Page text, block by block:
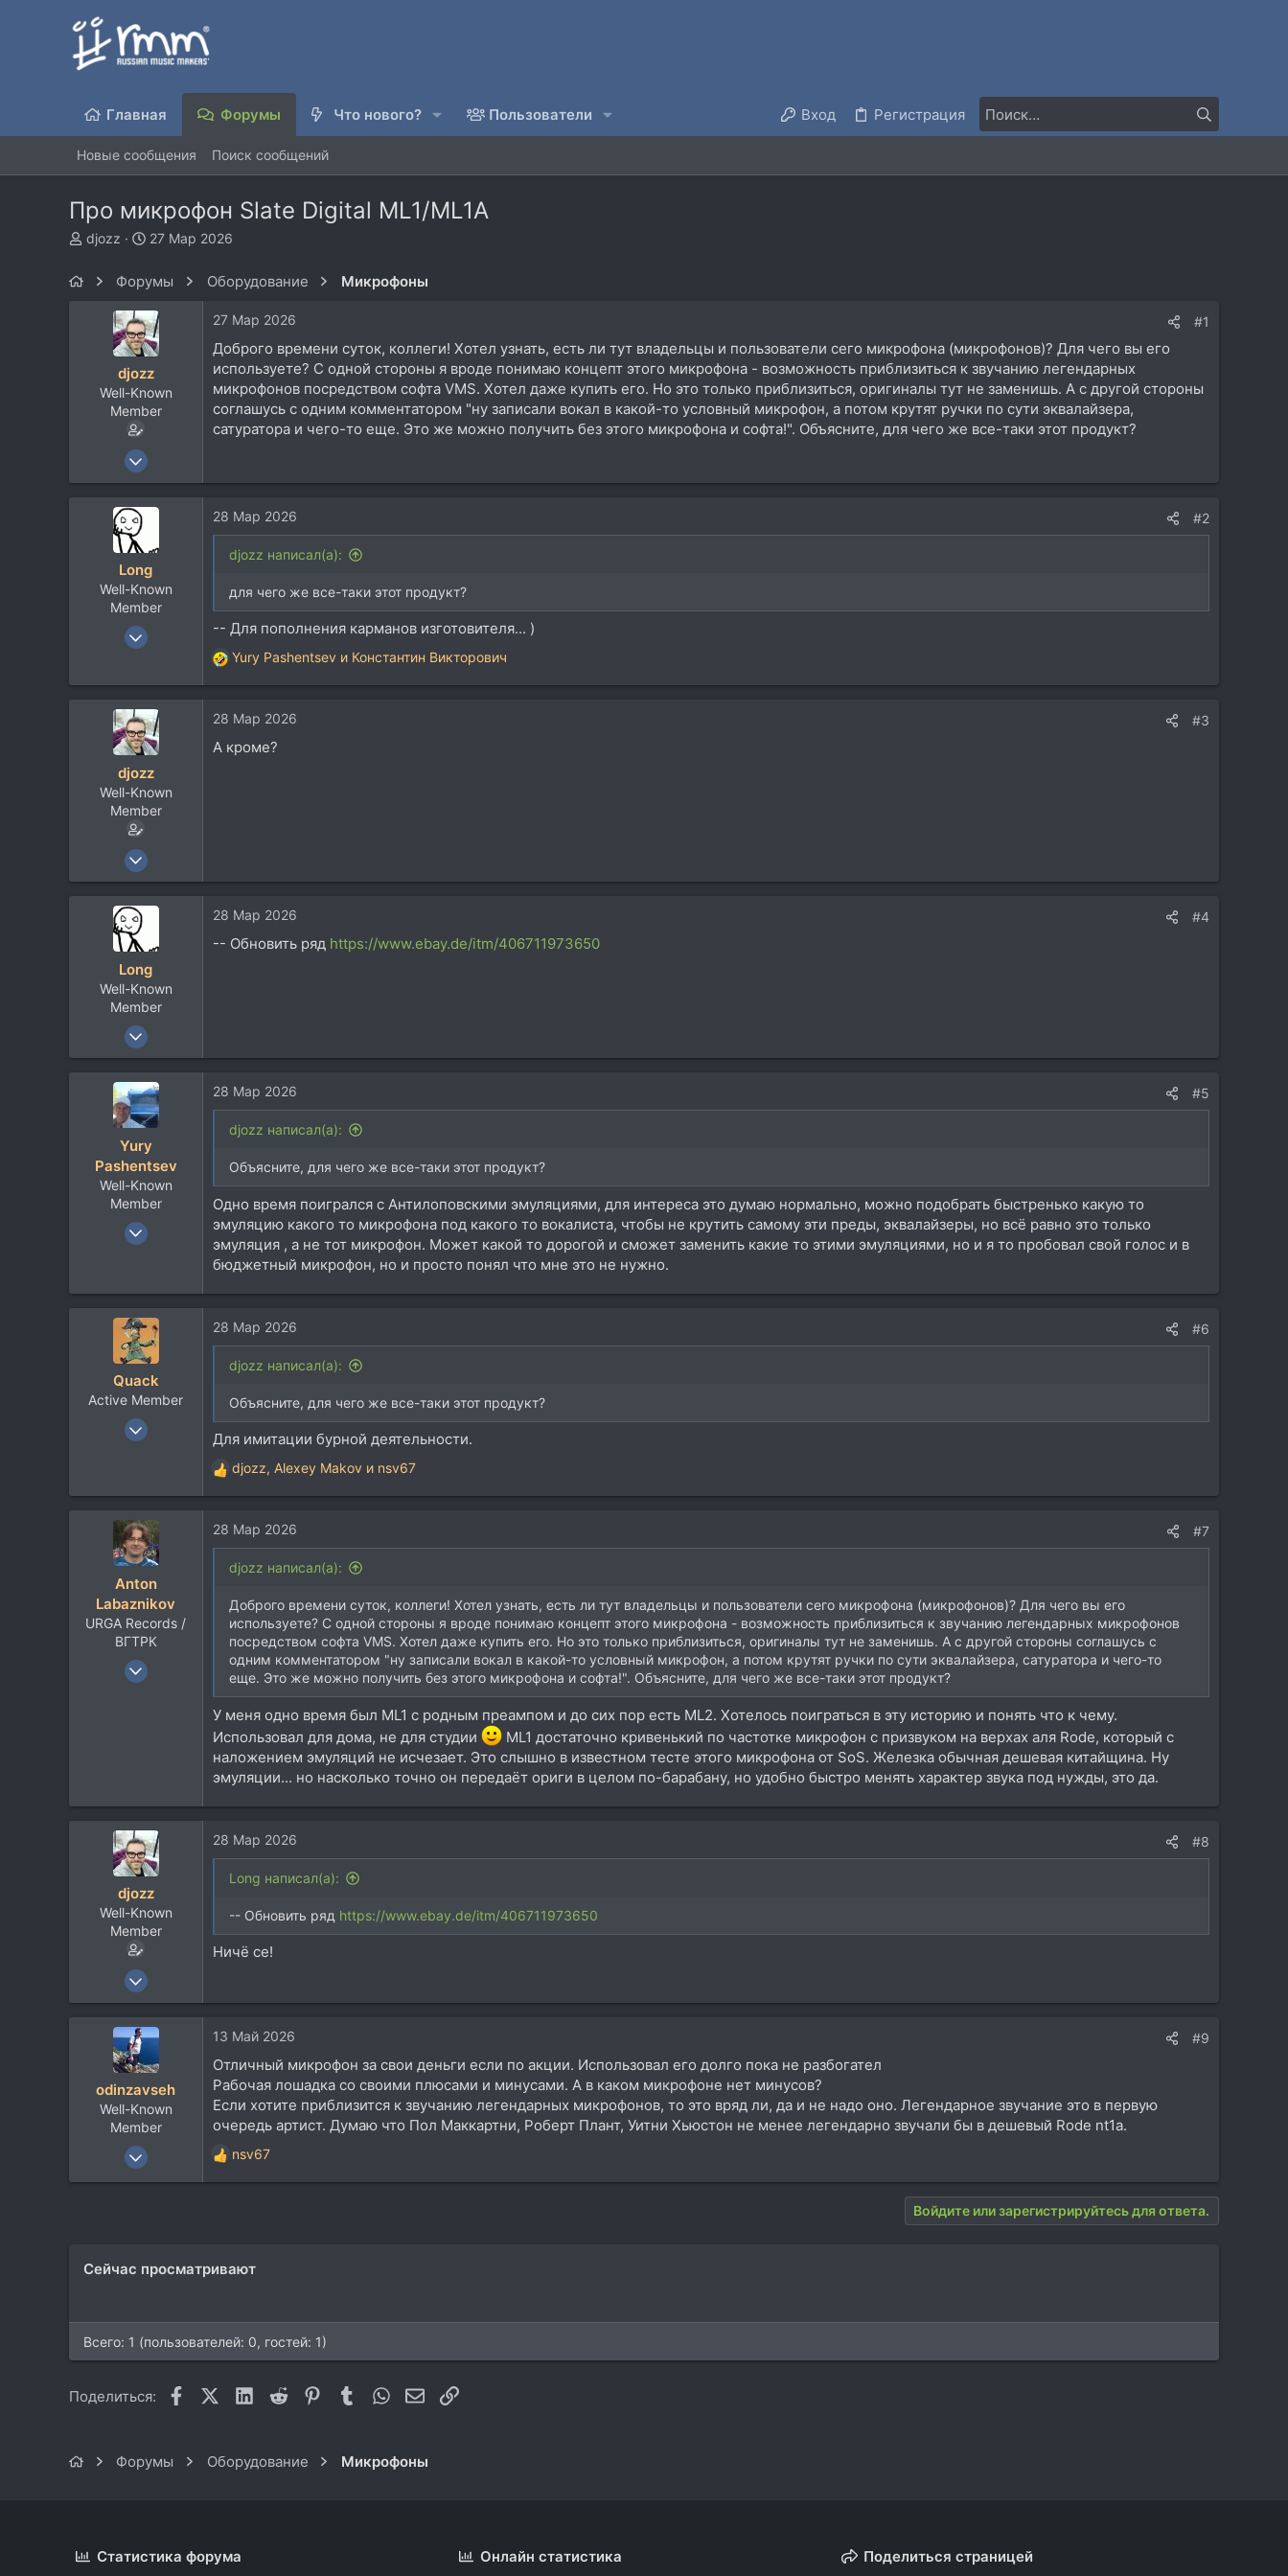
Главная Форумы Что нового? Пользователи Вход Регистрация
Новые сообщения Поиск сообщений
Про микрофон Slate Digital ML1/ML1A
А
djozz
Д
а
н
а
ч
л
а
27 Мар 2026
Форумы Оборудование Микрофоны
djozz
Well-Known
Member
14 Дек 2004
27 Мар 2026 #1
Доброго времени суток, коллеги! Хотел узнать, есть ли тут владельцы и пользователи сего микрофона (микрофонов)? Для чего вы его
используете? С одной стороны я вроде понимаю концепт этого микрофона - возможность приблизиться к звучанию легендарных
микрофонов посредством софта VMS. Хотел даже купить его. Но это только приблизиться, оригиналы тут не заменишь. А с другой стороны
соглашусь с одним комментатором "ну записали вокал в какой-то условный микрофон, а потом крутят ручки по сути эквалайзера,
сатуратора и чего-то еще. Это же можно получить без этого микрофона и софта!". Объясните, для чего же все-таки этот продукт?
Long
Well-Known
Member
27 Фев 2008
113
Moscow
www.long.ru
28 Мар 2026 #2
djozz написал(а):
для чего же все-таки этот продукт?
-- Для пополнения карманов изготовителя... )
Р
е
к
и
Yury Pashentsev и Константин Викторович
djozz
Well-Known
Member
14 Дек 2004
2.401
28 Мар 2026 #3
А кроме?
Long
Well-Known
Member
27 Фев 2008
17.382
15.382
Moscow
www.long.ru
28 Мар 2026 #4
-- Обновить ряд https://www.ebay.de/itm/406711973650
Yury
Pashentsev
Well-Known
Member
24 Янв 2021
28 Мар 2026 #5
djozz написал(а):
Объясните, для чего же все-таки этот продукт?
Одно время поигрался с Антилоповскими эмуляциями, для интереса это думаю нормально, можно подобрать быстренько какую то
эмуляцию какого то микрофона под какого то вокалиста, чтобы не крутить самому эти преды, эквалайзеры, но всё равно это только
эмуляция , а не тот микрофон. Может какой то дорогой и сможет заменить какие то этими эмуляциями, но и я то пробовал свой голос и в
бюджетный микрофон, но и просто понял что мне это не нужно.
Quack
Active Member
30 Янв 2026
43
28 Мар 2026 #6
djozz написал(а):
Объясните, для чего же все-таки этот продукт?
Для имитации бурной деятельности.
Р
е
к
ц
djozz, Alexey Makov и nsv67
Anton
Labaznikov
URGA Records /
ВГТРК
13 Янв 2005
28 Мар 2026 #7
djozz написал(а):
Доброго времени суток, коллеги! Хотел узнать, есть ли тут владельцы и пользователи сего микрофона (микрофонов)? Для чего вы его
используете? С одной стороны я вроде понимаю концепт этого микрофона - возможность приблизиться к звучанию легендарных микрофонов
посредством софта VMS. Хотел даже купить его. Но это только приблизиться, оригиналы тут не заменишь. А с другой стороны соглашусь с
одним комментатором "ну записали вокал в какой-то условный микрофон, а потом крутят ручки по сути эквалайзера, сатуратора и чего-то
еще. Это же можно получить без этого микрофона и софта!". Объясните, для чего же все-таки этот продукт?
У меня одно время был ML1 с родным преампом и до сих пор есть ML2. Хотелось поиграться в эту историю и понять что к чему.
Использовал для дома, не для студии
ML1 достаточно кривенький по частотке микрофон с призвуком на верхах аля Rode, который с
наложением эмуляций не исчезает. Это слышно в известном тесте этого микрофона от SoS. Железка обычная дешевая китайщина. Ну
эмуляции... но насколько точно он передаёт ориги в целом по-барабану, но удобно быстро менять характер звука под нужды, это да.
djozz
Well-Known
Member
14 Дек 2004
28 Мар 2026 #8
Long написал(а):
-- Обновить ряд https://www.ebay.de/itm/406711973650
Ничё се!
odinzavseh
Well-Known
Member
3 Апр 2011
13 Май 2026 #9
Отличный микрофон за свои деньги если по акции. Использовал его долго пока не разбогател
Рабочая лошадка со своими плюсами и минусами. А в каком микрофоне нет минусов?
Если хотите приблизится к звучанию легендарных микрофонов, то это вряд ли, да и не надо оно. Легендарное звучание это в первую
очередь артист. Думаю что Пол Маккартни, Роберт Плант, Уитни Хьюстон не менее легендарно звучали бы в дешевый Rode nt1a.
Р
е
и
nsv67
Войдите или зарегистрируйтесь для ответа.
Сейчас просматривают
Всего: 1 (пользователей: 0, гостей: 1)
Поделиться: FacebookX (Twitter)
LinkedIn
Reddit Pinterest
TumblrWhatsAppЭлектронная почта
Ссылка
Форумы Оборудование Микрофоны
Статистика форума Онлайн статистика Поделиться страницей